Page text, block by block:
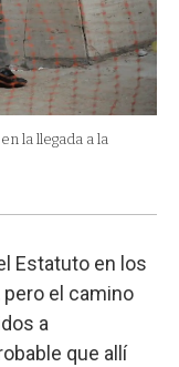
la llegada a la
Estatuto en los
el camino
a
que allí